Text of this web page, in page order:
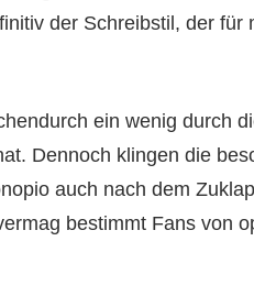
der Schreibstil, der für
ein wenig durch
Dennoch klingen die
auch nach dem
bestimmt Fans von